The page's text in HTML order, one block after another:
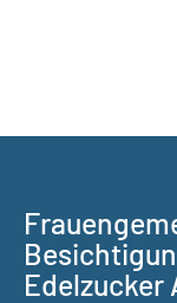
Edelzucker